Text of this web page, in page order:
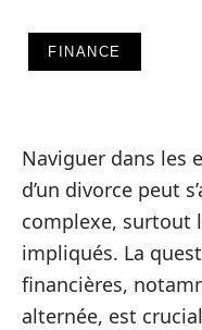
FINANCE
Naviguer dans les
d’un divorce peut
complexe, surtout
impliqués. La
financières,
alternée, est